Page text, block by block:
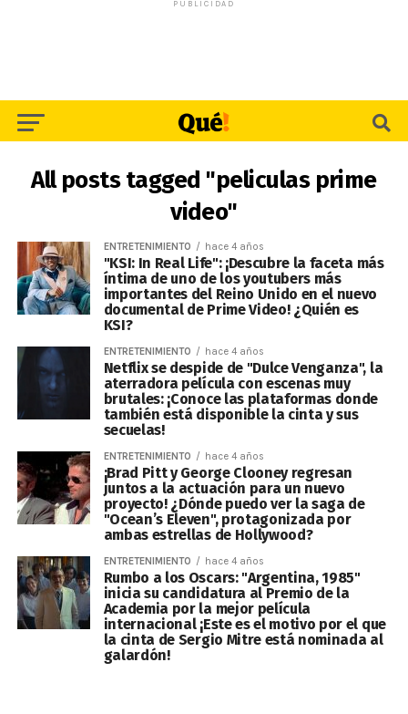
PUBLICIDAD
All posts tagged "peliculas prime
video"
ENTRETENIMIENTO hace 4 años
"KSI: In Real Life": ¡Descubre la faceta más
íntima de uno de los youtubers más
importantes del Reino Unido en el nuevo
documental de Prime Video! ¿Quién es
KSI?
ENTRETENIMIENTO hace 4 años
Netflix se despide de "Dulce Venganza", la
aterradora película con escenas muy
brutales: ¡Conoce las plataformas donde
también está disponible la cinta y sus
secuelas!
ENTRETENIMIENTO hace 4 años
¡Brad Pitt y George Clooney regresan
juntos a la actuación para un nuevo
proyecto! ¿Dónde puedo ver la saga de
"Ocean’s Eleven", protagonizada por
ambas estrellas de Hollywood?
ENTRETENIMIENTO hace 4 años
Rumbo a los Oscars: "Argentina, 1985"
inicia su candidatura al Premio de la
Academia por la mejor película
internacional ¡Este es el motivo por el que
la cinta de Sergio Mitre está nominada al
galardón!